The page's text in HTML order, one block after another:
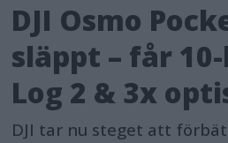
DJI Osmo
släppt – får
Log 2 & 3x
DJI tar nu steget att